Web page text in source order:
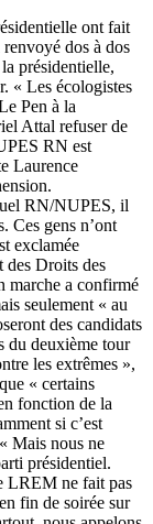
ont fait
dos à dos
présidentielle,
« Les écologistes
Pen à la
Attal refuser de
RN est
Laurence
RN/NUPES, il
Ces gens n’ont
exclamée
des Droits des
marche a confirmé
seulement « au
des candidats
du deuxième tour
les extrêmes »,
« certains
fonction de la
si c’est
Mais nous ne
présidentiel.
LREM ne fait pas
fin de soirée sur